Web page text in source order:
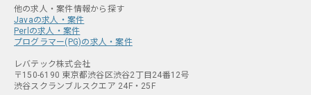
Javaの求人・案件
Perlの求人・案件
プログラマー(PG)の求人・案件
レバテック株式会社
〒150-6190 東京都渋谷区渋谷2丁目24番12号
渋谷スクランブルスクエア 24F・25F